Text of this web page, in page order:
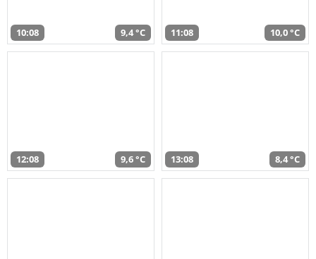
10:08 9,4 °C 11:08 10,0 °C
12:08 9,6 °C 13:08 8,4 °C